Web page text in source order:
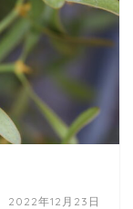
2022年12月23日